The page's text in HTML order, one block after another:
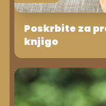
Poskrbite za
knjigo